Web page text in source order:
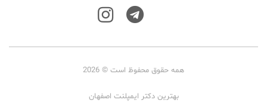
همه حقوق محفوظ است © 2026
بهترین دکتر ایمپلنت اصفهان